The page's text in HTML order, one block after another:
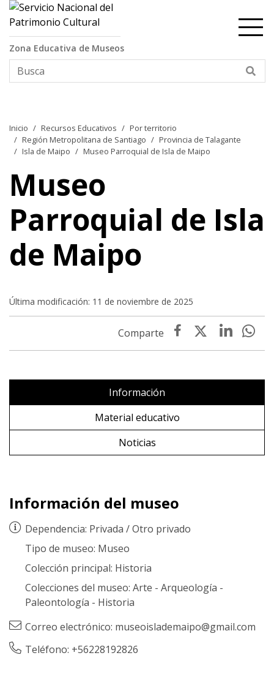
Contenido principal
Zona Educativa de Museos
Inicio Recursos Educativos
Por territorio
Región Metropolitana de Santiago
Provincia de Talagante
Isla de Maipo
Museo Parroquial de Isla de Maipo
Museo
Parroquial de Isla
de Maipo
Última modificación: 11 de noviembre de 2025
Información
Material educativo
Noticias
Información del museo
Dependencia: Privada /Otro privado
Tipo de museo: Museo
Colección principal: Historia
Colecciones del museo: Arte - Arqueología -
Paleontología - Historia
Correo electrónico: museoislademaipo@gmail.com
Teléfono: +56228192826